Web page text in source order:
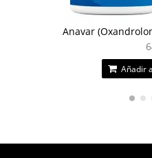
Anavar
Añadir